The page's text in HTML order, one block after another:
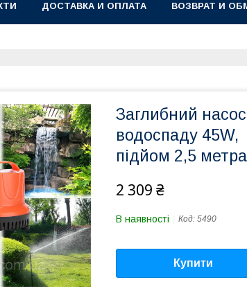
ДОСТАВКА И ОПЛАТА ВОЗВРАТ И
Заглибний
водоспаду 45W,
підйом 2,5
2 309 ₴
В наявності Код: 5490
Купити